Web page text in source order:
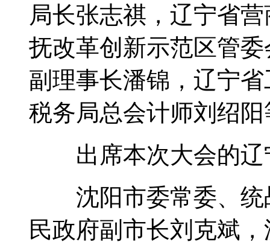
局长张志祺，辽宁省
抚改革创新示范区管
副理事长潘锦，辽宁
税务局总会计师刘绍阳
出席本次大会的辽
沈阳市委常委、统
民政府副市长刘克斌